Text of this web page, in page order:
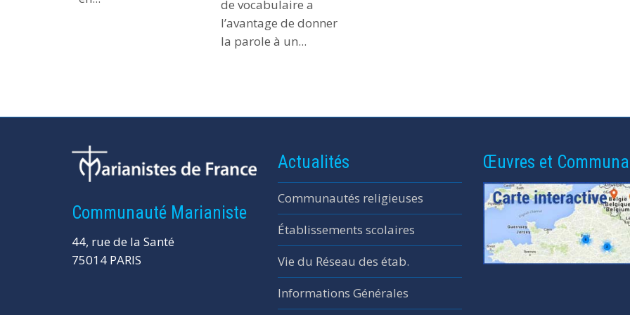
de vocabulaire a
l’avantage de donner
la parole à un...
Communauté Marianiste
44, rue de la Santé
75014 PARIS
Actualités
Communautés religieuses
Établissements scolaires
Vie du Réseau des étab.
Informations Générales
Œuvres et